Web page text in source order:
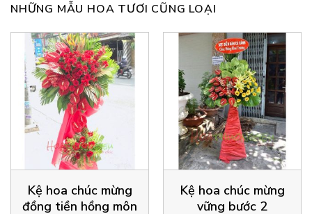
NHỮNG MẪU HOA TƯƠI CŨNG LOẠI
Kệ hoa chúc mừng
đồng tiền hồng môn
Kệ hoa chúc mừng
vững bước 2